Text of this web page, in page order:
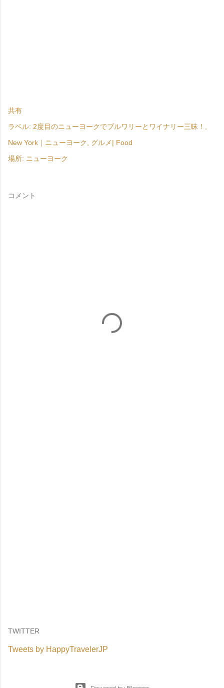
共有
ラベル: 2度目のニューヨークでブルワリーとワイナリー三昧！
New York｜ニューヨーク
グルメ| Food
場所: ニューヨーク
コメント
TWITTER
Tweets by HappyTravelerJP